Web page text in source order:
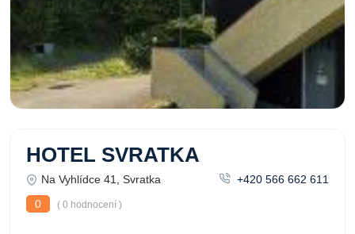
HOTEL SVRATKA
Na Vyhlídce 41, Svratka
+420 566 662 611
0
( 0 hodnocení )